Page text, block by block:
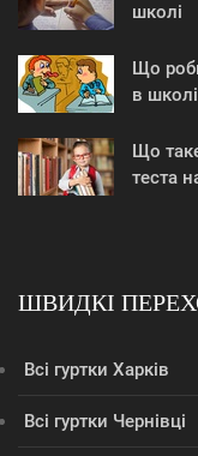
школі
Що
в
Що
теста
ШВИДКІ
Всі гуртки Харків
Всі гуртки Чернівці